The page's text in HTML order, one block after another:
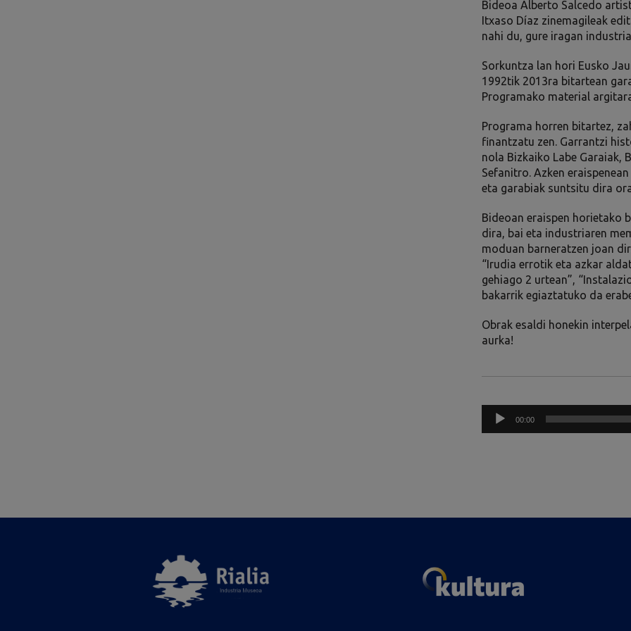
Bideoa Alberto Salcedo
Itxaso Díaz zinemagileak
nahi du, gure iragan
Sorkuntza lan hori Eusko
1992tik 2013ra bitartean
Programako material
Programa horren bitartez,
finantzatu zen. Garrantzi
nola Bizkaiko Labe Garaiak,
Sefanitro. Azken
eta garabiak suntsitu dira
Bideoan eraispen horietako
dira, bai eta industriaren
moduan barneratzen joan
“Irudia errotik eta azkar
gehiago 2 urtean”,
bakarrik egiaztatuko da
Obrak esaldi honekin
aurka!
Audio
Player
00:00